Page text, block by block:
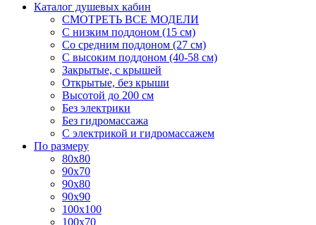
Каталог душевых кабин
СМОТРЕТЬ ВСЕ МОДЕЛИ
С низким поддоном (15 см)
Со средним поддоном (27 см)
С высоким поддоном (40-58 см)
Закрытые, с крышей
Открытые, без крыши
Высотой до 200 см
Без электрики
Без гидромассажа
С электрикой и гидромассажем
По размеру
80x80
90x70
90x80
90x90
100x100
100x70